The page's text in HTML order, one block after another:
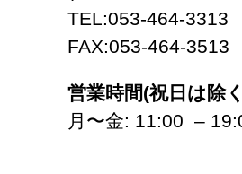
TEL:053-464-3313
FAX:053-464-3513
営業時間(祝日は除
月〜金: 11:00 –